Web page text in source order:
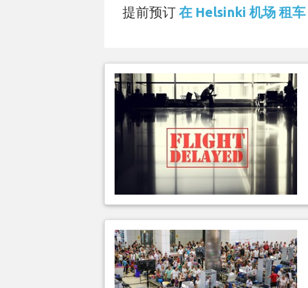
提前预订 在 Helsinki 机场 租车